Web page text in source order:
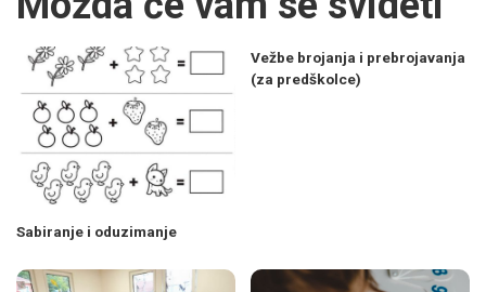
Sabiranje i oduzimanje
Vežbe brojanja i prebrojavanja
(za predškolce)